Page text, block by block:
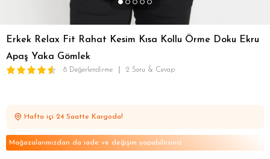
Erkek Relax Fit Rahat Kesim Kısa Kollu Örme Doku Ekru
Apaş Yaka Gömlek
8 Değerlendirme 2 Soru & Cevap
Hafta içi 24 Saatte Kargoda!
Mağazalarımızdan da iade ve değişim yapabilirsiniz